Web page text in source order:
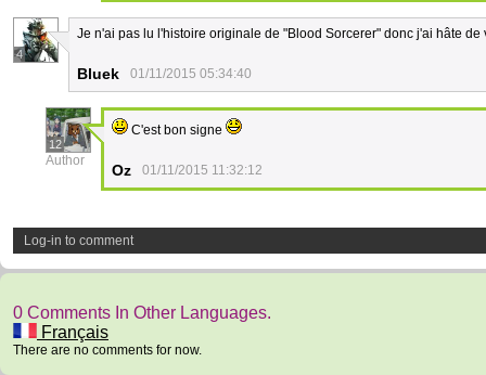
4
Je n'ai pas lu l'histoire originale de "Blood Sorcerer" donc j'ai hâte de
Bluek 01/11/2015 05:34:40
12
Author
C'est bon signe
Oz 01/11/2015 11:32:12
Log-in to comment
0 Comments In Other Languages.
Français
There are no comments for now.